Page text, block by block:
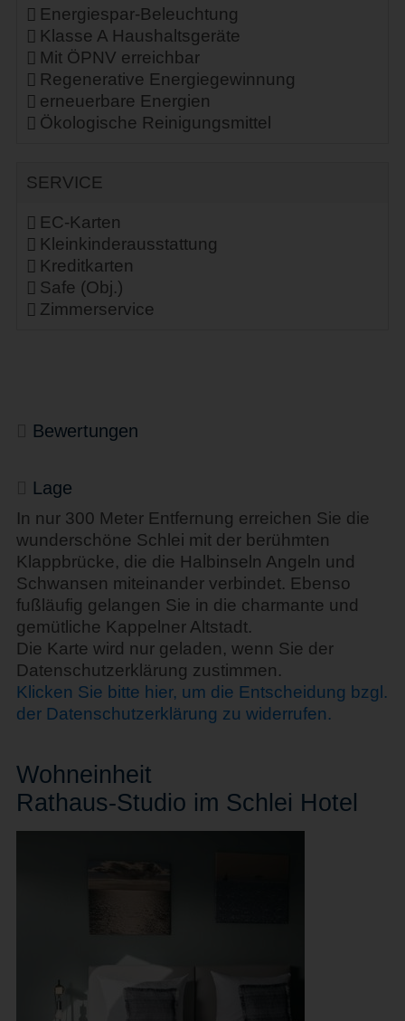
Energiespar-Beleuchtung
Klasse A Haushaltsgeräte
Mit ÖPNV erreichbar
Regenerative Energiegewinnung
erneuerbare Energien
Ökologische Reinigungsmittel
SERVICE
EC-Karten
Kleinkinderausstattung
Kreditkarten
Safe (Obj.)
Zimmerservice
Bewertungen
Lage
In nur 300 Meter Entfernung erreichen Sie die
wunderschöne Schlei mit der berühmten
Klappbrücke, die die Halbinseln Angeln und
Schwansen miteinander verbindet. Ebenso
fußläufig gelangen Sie in die charmante und
gemütliche Kappelner Altstadt.
Die Karte wird nur geladen, wenn Sie der
Datenschutzerklärung zustimmen.
Klicken Sie bitte hier, um die Entscheidung bzgl.
der Datenschutzerklärung zu widerrufen.
Wohneinheit
Rathaus-Studio im Schlei Hotel